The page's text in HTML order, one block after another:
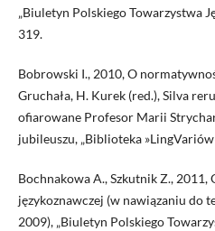
„Biuletyn Polskiego Towarzystwa
319.
Bobrowski I., 2010, O
Gruchała, H. Kurek (red.), Silva
ofiarowane Profesor Marii
jubileuszu, „Biblioteka
Bochnakowa A., Szkutnik Z.,
językoznawczej (w nawiązaniu do
2009), „Biuletyn Polskiego